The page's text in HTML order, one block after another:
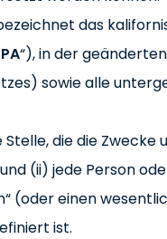
das
“), in der
sowie alle
Stelle, die die
(ii) jede Person
(oder einen
ist.